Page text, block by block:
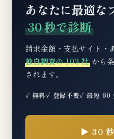
あなたに最適な
30 秒で診断
請求金額・支払サイト・
独自調査の 103 社 から
されます。
✓ 無料✓ 登録不要✓ 最短 60
▶ 30 秒